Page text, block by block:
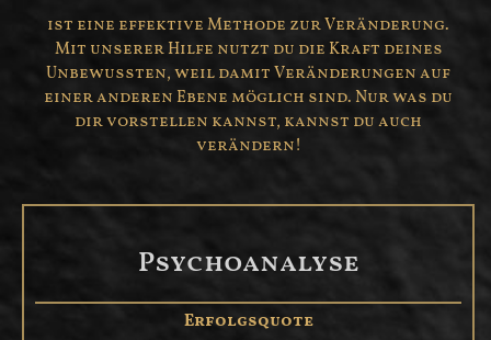
ist eine effektive Methode zur Veränderung.
Mit unserer Hilfe nutzt du die Kraft deines
Unbewussten, weil damit Veränderungen auf
einer anderen Ebene möglich sind. Nur was du
dir vorstellen kannst, kannst du auch
verändern!
Psychoanalyse
Erfolgsquote